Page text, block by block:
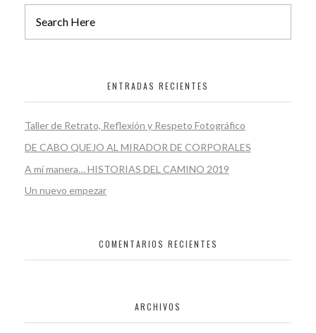
ENTRADAS RECIENTES
Taller de Retrato, Reflexión y Respeto Fotográfico
DE CABO QUEJO AL MIRADOR DE CORPORALES
A mí manera… HISTORIAS DEL CAMINO 2019
Un nuevo empezar
COMENTARIOS RECIENTES
ARCHIVOS